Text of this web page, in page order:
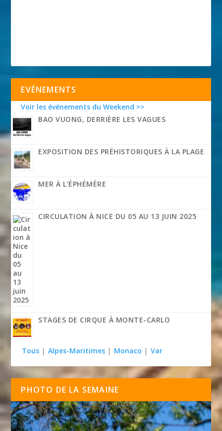
EVÉNEMENTS
Voir les événements du Weekend >>
BAO VUONG, DERRIÈRE LES VAGUES
EXPOSITION DES PRÉHISTORIQUES À LA PLAGE
MER À L’ÉPHÉMÈRE
CIRCULATION À NICE DU 05 AU 13 JUIN 2025
STAGES DE CIRQUE À MONTE-CARLO
Tous | Alpes-Maritimes | Monaco | Var
PHOTO DE LA SEMAINE